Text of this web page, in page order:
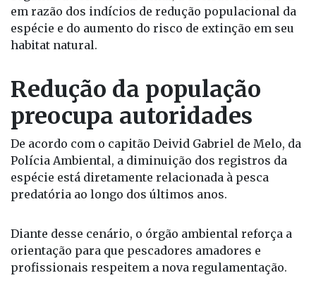
em razão dos indícios de redução populacional da
espécie e do aumento do risco de extinção em seu
habitat natural.
Redução da população
preocupa autoridades
De acordo com o capitão Deivid Gabriel de Melo, da
Polícia Ambiental, a diminuição dos registros da
espécie está diretamente relacionada à pesca
predatória ao longo dos últimos anos.
Diante desse cenário, o órgão ambiental reforça a
orientação para que pescadores amadores e
profissionais respeitem a nova regulamentação.